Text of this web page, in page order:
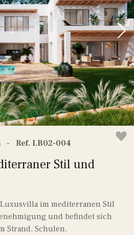
- Ref. LB02-004
Stil und
im mediterranen Stil
und befindet sich
Strand, Schulen,